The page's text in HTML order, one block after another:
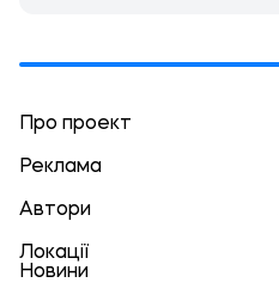
Про проект
Реклама
Автори
Локації
Новини